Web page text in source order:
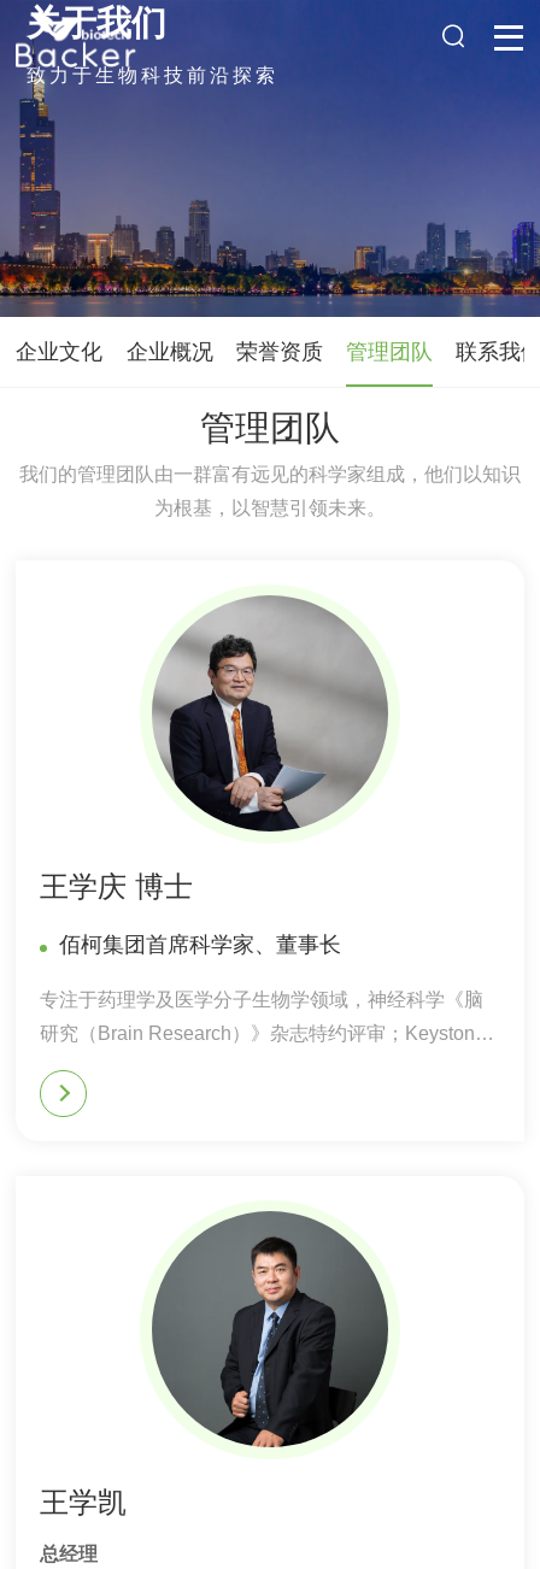
关于我们
致力于生物科技前沿探索
企业文化 企业概况 荣誉资质 管理团队 联系我
管理团队
我们的管理团队由一群富有远见的科学家组成，他们以知识
为根基，以智慧引领未来。
王学庆 博士
佰柯集团首席科学家、董事长
专注于药理学及医学分子生物学领域，神经科学《脑
研究（Brain Research）》杂志特约评审；Keystone
Symposia 分子及细胞生物学，药理学与治疗发展学者
奖，东西方疼痛国际学会学者奖。领导多项国际突破
王学凯
总经理